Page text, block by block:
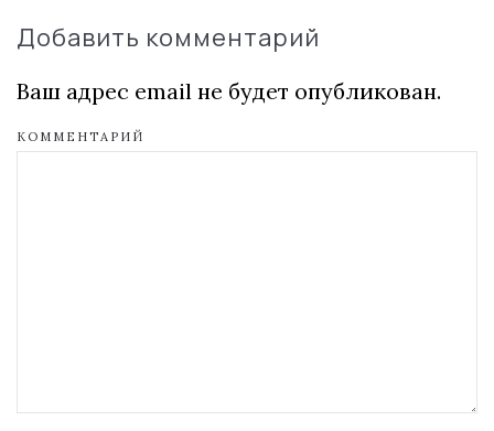
Добавить комментарий
Ваш адрес email не будет опубликован.
КОММЕНТАРИЙ